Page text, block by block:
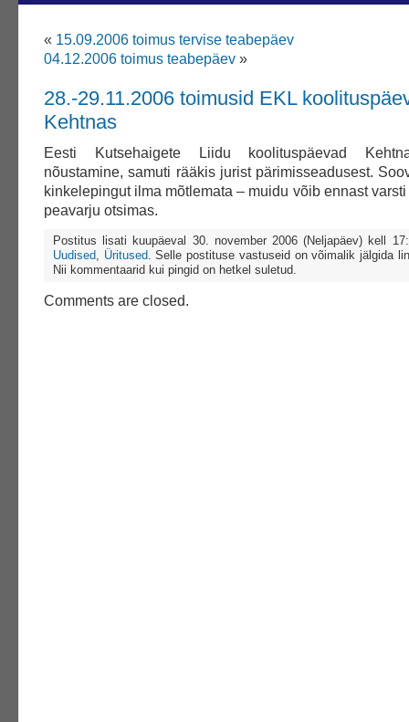
« 15.09.2006 toimus tervise teabepäev
04.12.2006 toimus teabepäev »
28.-29.11.2006 toimusid EKL
Kehtnas
Eesti Kutsehaigete Liidu koolituspäevad
nõustamine, samuti rääkis jurist pärimisseadusest.
kinkelepingut ilma mõtlemata – muidu võib ennast
peavarju otsimas.
Postitus lisati kuupäeval 30. november 2006 (Neljapäev) kell
Uudised, Üritused. Selle postituse vastuseid on võimalik jälgida
Nii kommentaarid kui pingid on hetkel suletud.
Comments are closed.